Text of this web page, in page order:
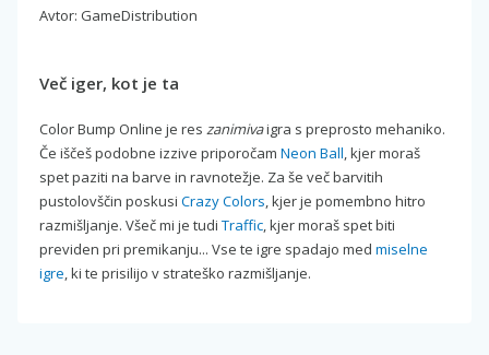
Avtor: GameDistribution
Več iger, kot je ta
Color Bump Online je res zanimivaigra s preprosto mehaniko.
Če iščeš podobne izzive priporočam Neon Ball, kjer moraš
spet paziti na barve in ravnotežje. Za še več barvitih
pustolovščin poskusi Crazy Colors, kjer je pomembno hitro
razmišljanje. Všeč mi je tudi Traffic, kjer moraš spet biti
previden pri premikanju... Vse te igre spadajo med miselne
igre, ki te prisilijo v strateško razmišljanje.